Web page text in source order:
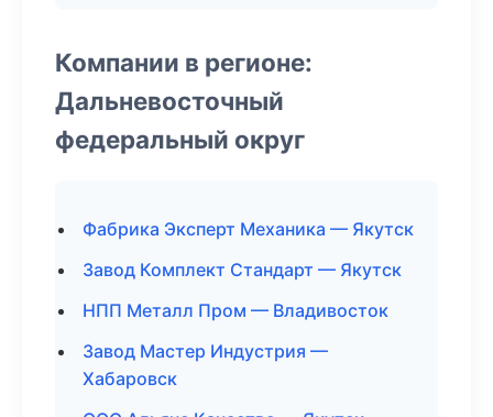
Компании в регионе:
Дальневосточный
федеральный округ
Фабрика Эксперт Механика — Якутск
Завод Комплект Стандарт — Якутск
НПП Металл Пром — Владивосток
Завод Мастер Индустрия —
Хабаровск